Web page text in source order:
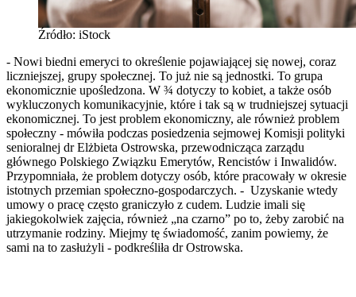
Źródło: iStock
- Nowi biedni emeryci to określenie pojawiającej się nowej, coraz
liczniejszej, grupy społecznej. To już nie są jednostki. To grupa
ekonomicznie upośledzona. W ¾ dotyczy to kobiet, a także osób
wykluczonych komunikacyjnie, które i tak są w trudniejszej sytuacji
ekonomicznej. To jest problem ekonomiczny, ale również problem
społeczny - mówiła podczas posiedzenia sejmowej Komisji polityki
senioralnej dr Elżbieta Ostrowska, przewodnicząca zarządu
głównego Polskiego Związku Emerytów, Rencistów i Inwalidów.
Przypomniała, że problem dotyczy osób, które pracowały w okresie
istotnych przemian społeczno-gospodarczych. - Uzyskanie wtedy
umowy o pracę często graniczyło z cudem. Ludzie imali się
jakiegokolwiek zajęcia, również „na czarno” po to, żeby zarobić na
utrzymanie rodziny. Miejmy tę świadomość, zanim powiemy, że
sami na to zasłużyli - podkreśliła dr Ostrowska.